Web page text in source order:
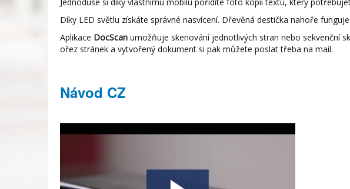
Díky LED světlu získáte správné nasvícení. Dřevěná destička nahoře
Aplikace DocScan umožňuje skenování jednotlivých stran nebo sekvenční
ořez stránek a vytvořený dokument si pak můžete poslat třeba na mail.
Návod CZ